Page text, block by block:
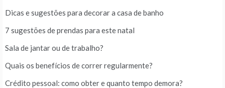
Dicas e sugestões para decorar a casa de banho
7 sugestões de prendas para este natal
Sala de jantar ou de trabalho?
Quais os benefícios de correr regularmente?
Crédito pessoal: como obter e quanto tempo demora?